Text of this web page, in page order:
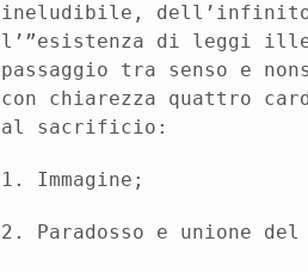
ineludibile, dell’infinito,
l’”esistenza di leggi
passaggio tra senso e
con chiarezza quattro
al sacrificio:
1. Immagine;
2. Paradosso e unione